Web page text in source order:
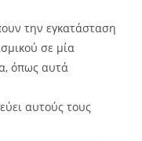
την εγκατάσταση
σε μία
όπως αυτά
αυτούς τους